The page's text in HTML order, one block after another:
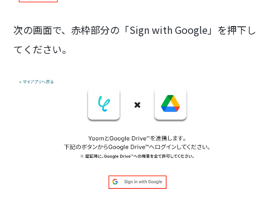
次の画面で、赤枠部分の「Sign with Google」を押下し
てください。